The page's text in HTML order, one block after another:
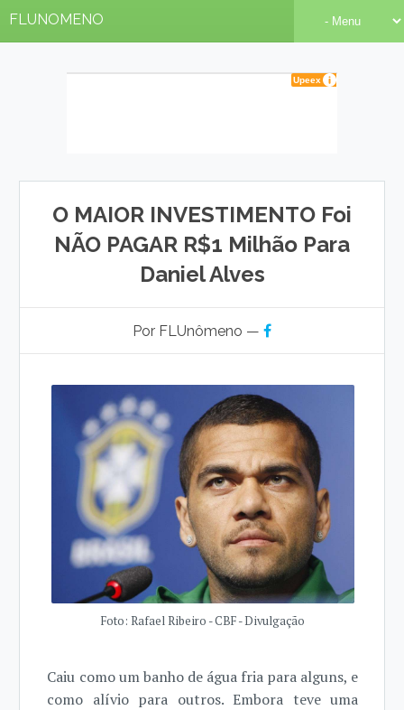
FLUNOMENO
O MAIOR INVESTIMENTO Foi
NÃO PAGAR R$1 Milhão Para
Daniel Alves
Por FLUnômeno —
Foto: Rafael Ribeiro - CBF - Divulgação
Caiu como um banho de água fria para alguns, e
como alívio para outros. Embora teve uma